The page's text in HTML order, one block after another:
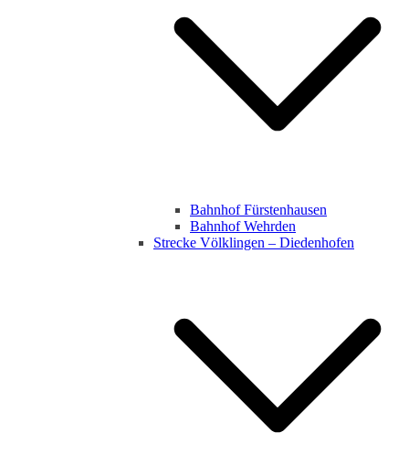
Bahnhof Fürstenhausen
Bahnhof Wehrden
Strecke Völklingen – Diedenhofen